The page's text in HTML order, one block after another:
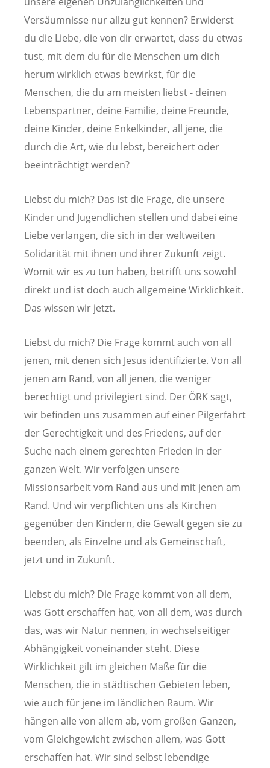
Versäumnisse nur allzu gut kennen? Erwiderst
du die Liebe, die von dir erwartet, dass du etwas
tust, mit dem du für die Menschen um dich
herum wirklich etwas bewirkst, für die
Menschen, die du am meisten liebst - deinen
Lebenspartner, deine Familie, deine Freunde,
deine Kinder, deine Enkelkinder, all jene, die
durch die Art, wie du lebst, bereichert oder
beeinträchtigt werden?
Liebst du mich? Das ist die Frage, die unsere
Kinder und Jugendlichen stellen und dabei eine
Liebe verlangen, die sich in der weltweiten
Solidarität mit ihnen und ihrer Zukunft zeigt.
Womit wir es zu tun haben, betrifft uns sowohl
direkt und ist doch auch allgemeine Wirklichkeit.
Das wissen wir jetzt.
Liebst du mich? Die Frage kommt auch von all
jenen, mit denen sich Jesus identifizierte. Von all
jenen am Rand, von all jenen, die weniger
berechtigt und privilegiert sind. Der ÖRK sagt,
wir befinden uns zusammen auf einer Pilgerfahrt
der Gerechtigkeit und des Friedens, auf der
Suche nach einem gerechten Frieden in der
ganzen Welt. Wir verfolgen unsere
Missionsarbeit vom Rand aus und mit jenen am
Rand. Und wir verpflichten uns als Kirchen
gegenüber den Kindern, die Gewalt gegen sie zu
beenden, als Einzelne und als Gemeinschaft,
jetzt und in Zukunft.
Liebst du mich? Die Frage kommt von all dem,
was Gott erschaffen hat, von all dem, was durch
das, was wir Natur nennen, in wechselseitiger
Abhängigkeit voneinander steht. Diese
Wirklichkeit gilt im gleichen Maße für die
Menschen, die in städtischen Gebieten leben,
wie auch für jene im ländlichen Raum. Wir
hängen alle von allem ab, vom großen Ganzen,
vom Gleichgewicht zwischen allem, was Gott
erschaffen hat. Wir sind selbst lebendige